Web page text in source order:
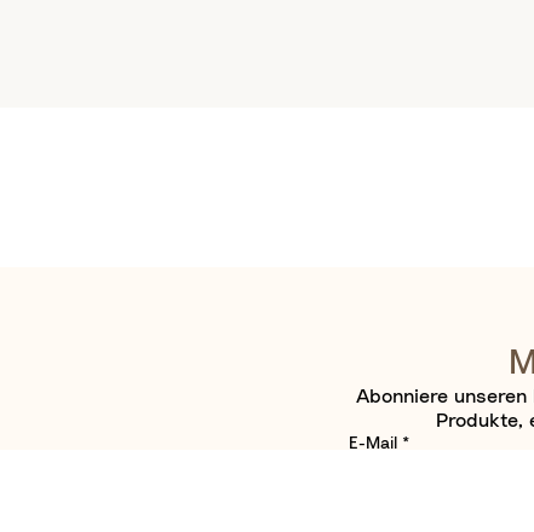
Abonniere
Produkte,
E-Mail *